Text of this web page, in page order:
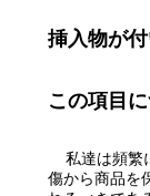
挿入物が
この項目
私達は頻繁
傷から商品を